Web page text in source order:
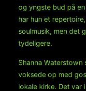
og yngste bud på
har hun et
soulmusik, men det
tydeligere.
Shanna Waterstown
voksede op med
lokale kirke. Det var